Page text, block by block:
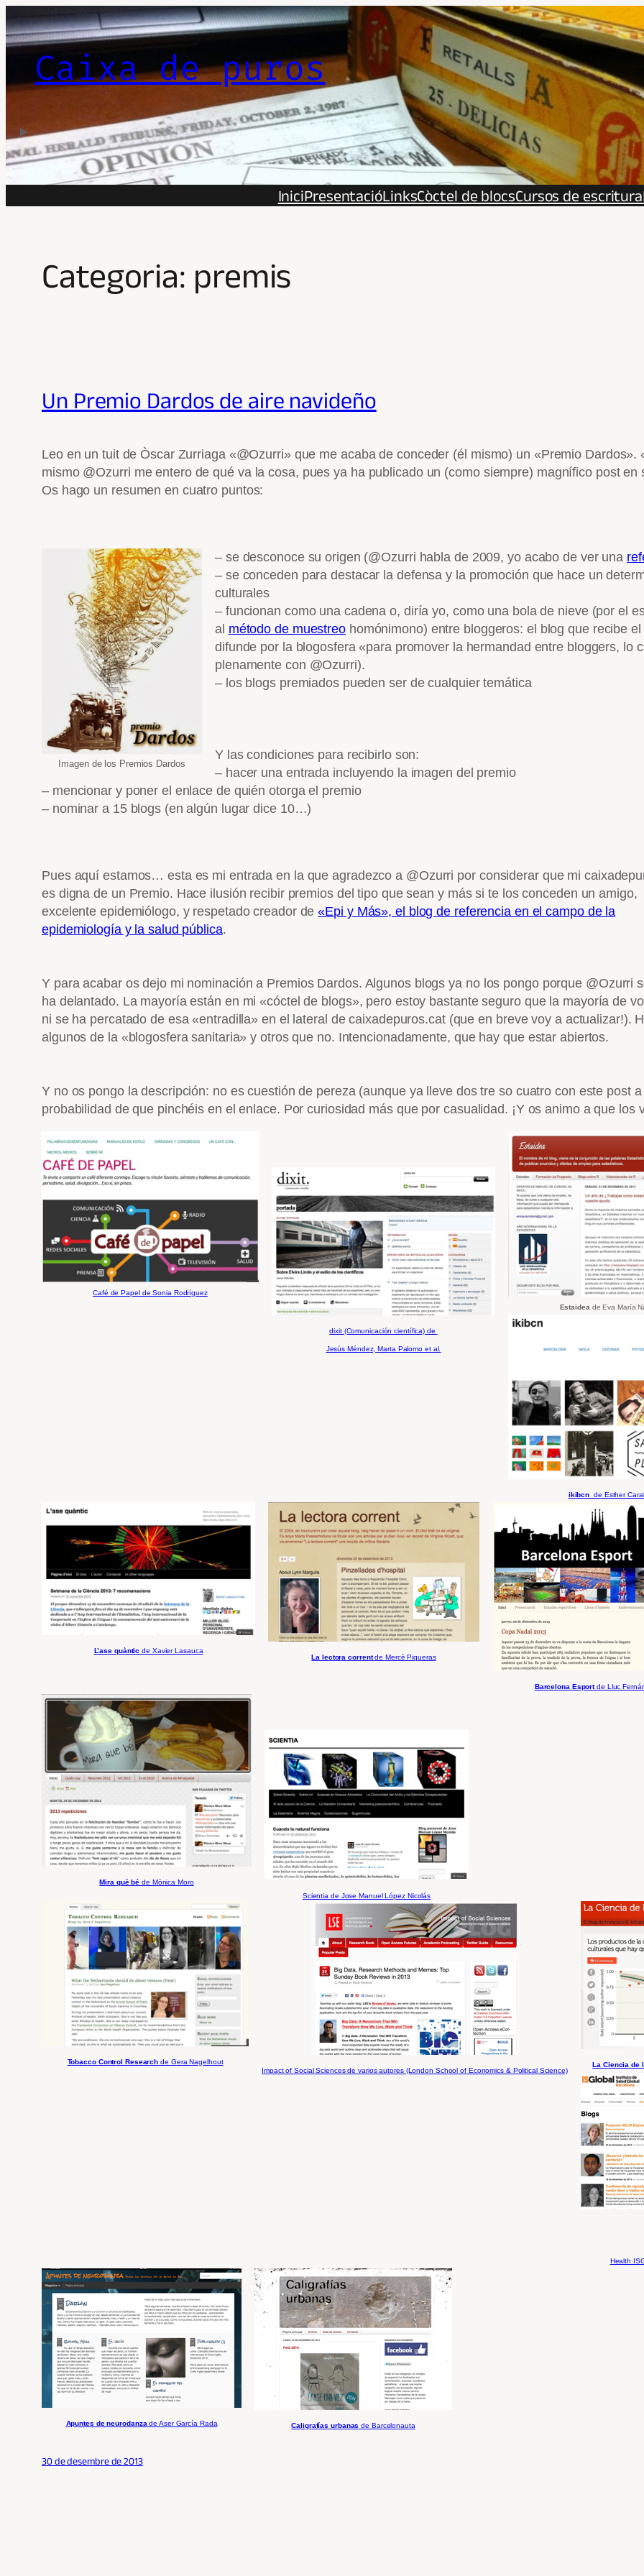
al
contingutCaixa de puros
IniciPresentacióLinksCòctel de blocsCursos de escritura
Categoria: premis
Un Premio Dardos de aire navideño
Leo en un tuit de Òscar Zurriaga «@Ozurri» que me acaba de conceder (él mismo) un «Premio Dardos».
mismo @Ozurri me entero de qué va la cosa, pues ya ha publicado un (como siempre) magnífico post
Os hago un resumen en cuatro puntos:
Imagen de los Premios Dardos
– se desconoce su origen (@Ozurri habla de 2009, yo acabo de ver una
– se conceden para destacar la defensa y la promoción que hace un
culturales
– funcionan como una cadena o, diría yo, como una bola de nieve (por el
al método de muestreohomónimono) entre bloggeros: el blog que recibe
difunde por la blogosfera «para promover la hermandad entre bloggers, lo
plenamente con @Ozurri).
– los blogs premiados pueden ser de cualquier temática
Y las condiciones para recibirlo son:
– hacer una entrada incluyendo la imagen del premio
– mencionar y poner el enlace de quién otorga el premio
– nominar a 15 blogs (en algún lugar dice 10…)
Pues aquí estamos… esta es mi entrada en la que agradezco a @Ozurri por considerar que mi
es digna de un Premio. Hace ilusión recibir premios del tipo que sean y más si te los conceden un amigo,
excelente epidemiólogo, y respetado creador de«Epi y Más», el blog de referencia en el campo de la
epidemiología y la salud pública.
Y para acabar os dejo mi nominación a Premios Dardos. Algunos blogs ya no los pongo porque @Ozurri
ha delantado. La mayoría están en mi «cóctel de blogs», pero estoy bastante seguro que la mayoría de
ni se ha percatado de esa «entradilla» en el lateral de caixadepuros.cat (que en breve voy a actualizar!).
algunos de la «blogosfera sanitaria» y otros que no. Intencionadamente, que hay que estar abiertos.
Y no os pongo la descripción: no es cuestión de pereza (aunque ya lleve dos tre so cuatro con este post
probabilidad de que pinchéis en el enlace. Por curiosidad más que por casualidad. ¡Y os animo a que los
Café de Papel de Sonia Rodríguez
dixit (Comunicación científica) de
Jesús Méndez,Marta Palomo et al.
Estaidea de Eva María
ikibcn de Esther
L’ase quànticde Xavier Lasauca
La lectora correntde Mercè Piqueras
Barcelona Esportde Lluc
Mira què béde Mònica Moro
Scientia de Jose Manuel López Nicolás
Tobacco Control Research de Gera Nagelhout
Impact of Social Sciences de varios autores (London School of Economics & Political Science)
La Ciencia de
Health
Apuntes de neurodanza de Aser García Rada Caligrafías urbanas de Barcelonauta
30 de desembre de 2013